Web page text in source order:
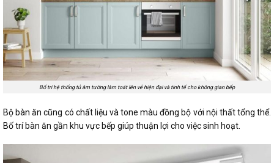
Bố trí hệ thống tủ âm tường làm toát lên vẻ hiện đại và tinh tế cho không gian bếp
Bộ bàn ăn cũng có chất liệu và tone màu đồng bộ với nội thất tổng thể.
Bố trí bàn ăn gần khu vực bếp giúp thuận lợi cho việc sinh hoạt.